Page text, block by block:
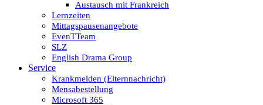
Austausch mit Frankreich
Lernzeiten
Mittagspausenangebote
EvenTTeam
SLZ
English Drama Group
Service
Krankmelden (Elternnachricht)
Mensabestellung
Microsoft 365